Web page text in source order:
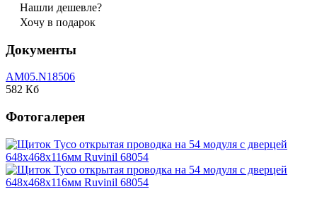
Нашли дешевле?
Хочу в подарок
Документы
AM05.N18506
582 Кб
Фотогалерея